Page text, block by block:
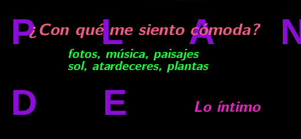
DE
¿Con qué me siento cómoda?
fotos, música, paisajes
sol, atardeceres, plantas
Lo íntimo